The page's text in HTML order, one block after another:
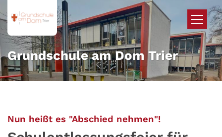
Zum Inhalt springen
Grundschule am Dom Trier
Nun heißt es "Abschied nehmen"!: